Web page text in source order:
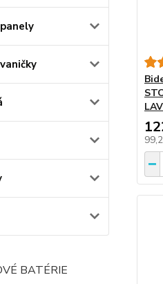
BATÉRIE